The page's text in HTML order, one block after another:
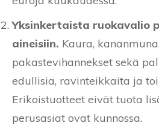
Yksinkertaista ruokavalio
aineisiin. Kaura,
pakastevihannekset sekä
edullisia, ravinteikkaita ja
Erikoistuotteet eivät tuota
perusasiat ovat kunnossa.